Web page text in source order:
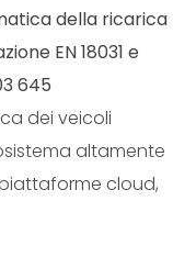
della ricarica
EN 18031 e
645
dei veicoli
altamente
cloud,